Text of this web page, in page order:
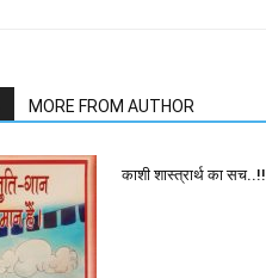
MORE FROM AUTHOR
काशी शास्त्रार्थ का सच..!!